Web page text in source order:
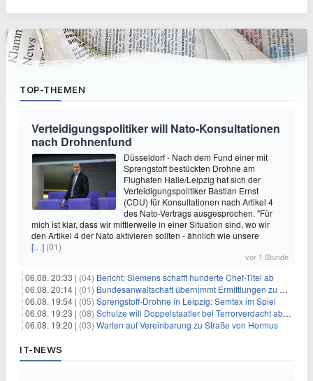
TOP-THEMEN
Verteidigungspolitiker will Nato-Konsultationen
nach Drohnenfund
Düsseldorf - Nach dem Fund einer mit
Sprengstoff bestückten Drohne am
Flughafen Halle/Leipzig hat sich der
Verteidigungspolitiker Bastian Ernst
(CDU) für Konsultationen nach Artikel 4
des Nato-Vertrags ausgesprochen. "Für
mich ist klar, dass wir mittlerweile in einer Situation sind, wo wir
den Artikel 4 der Nato aktivieren sollten - ähnlich wie unsere
[…] (01)
vor 1 Stunde
06.08. 20:33 | (04) Bericht: Siemens schafft hunderte Chef-Titel ab
06.08. 20:14 | (01) Bundesanwaltschaft übernimmt Ermittlungen zu Drohnenvorfall
06.08. 19:54 | (05) Sprengstoff-Drohne in Leipzig: Semtex im Spiel
06.08. 19:23 | (08) Schulze will Doppelstaatler bei Terrorverdacht abschieben
06.08. 19:20 | (03) Warten auf Vereinbarung zu Straße von Hormus
IT-NEWS